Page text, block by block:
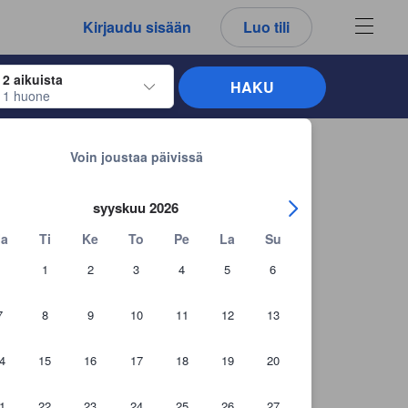
Kirjaudu sisään Luo tili
2 aikuista
1 huone
siirtyäksesi haluamiesi sisään- ja uloskirjautumispäivien
Voin joustaa päivissä
syyskuu 2026
Ti Ke To Pe La Su
1 2 3 4 5 6
8 9 10 11 12 13
15 16 17 18 19 20
HAKU
arvostelut ja kommentit ovat aina aitoja.